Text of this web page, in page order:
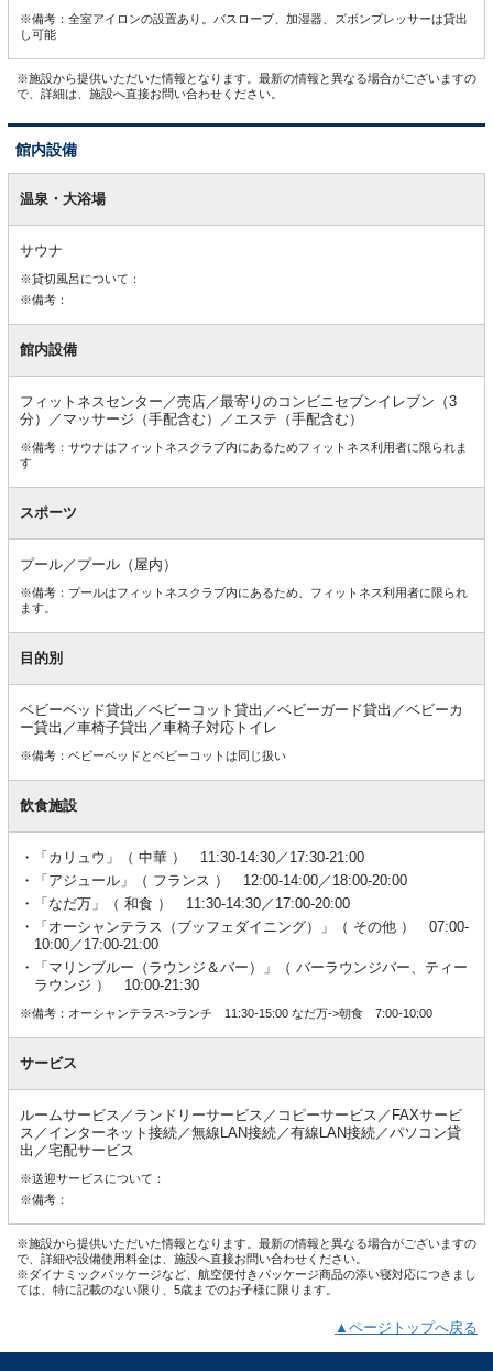
※備考：全室アイロンの設置あり。バスローブ、加湿器、ズボンプレッサーは貸出
し可能
※施設から提供いただいた情報となります。最新の情報と異なる場合がございますの
で、詳細は、施設へ直接お問い合わせください。
館内設備
内温泉・大浴場
サウナ
※貸切風呂について：
※備考：
館内設備
フィットネスセンター／売店／最寄りのコンビニセブンイレブン（3
分）／マッサージ（手配含む）／エステ（手配含む）
※備考：サウナはフィットネスクラブ内にあるためフィットネス利用者に限られま
す
スポーツ
プール／プール（屋内）
※備考：プールはフィットネスクラブ内にあるため、フィットネス利用者に限られ
ます。
目的別
ベビーベッド貸出／ベビーコット貸出／ベビーガード貸出／ベビーカ
ー貸出／車椅子貸出／車椅子対応トイレ
※備考：ベビーベッドとベビーコットは同じ扱い
飲食施設
「カリュウ」（ 中華 ） 11:30-14:30／17:30-21:00
「アジュール」（ フランス ） 12:00-14:00／18:00-20:00
「なだ万」（ 和食 ） 11:30-14:30／17:00-20:00
「オーシャンテラス（ブッフェダイニング）」（ その他 ） 07:00-
10:00／17:00-21:00
「マリンブルー（ラウンジ＆バー）」（ バーラウンジバー、ティー
ラウンジ ） 10:00-21:30
※備考：オーシャンテラス->ランチ 11:30-15:00 なだ万->朝食 7:00-10:00
サービス
ルームサービス／ランドリーサービス／コピーサービス／FAXサービ
ス／インターネット接続／無線LAN接続／有線LAN接続／パソコン貸
出／宅配サービス
※送迎サービスについて：
※備考：
※施設から提供いただいた情報となります。最新の情報と異なる場合がございますの
で、詳細や設備使用料金は、施設へ直接お問い合わせください。
※ダイナミックパッケージなど、航空便付きパッケージ商品の添い寝対応につきまし
ては、特に記載のない限り、5歳までのお子様に限ります。
▲ページトップへ戻る